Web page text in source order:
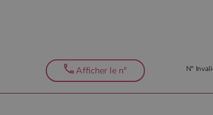
N°
Afficher le n°